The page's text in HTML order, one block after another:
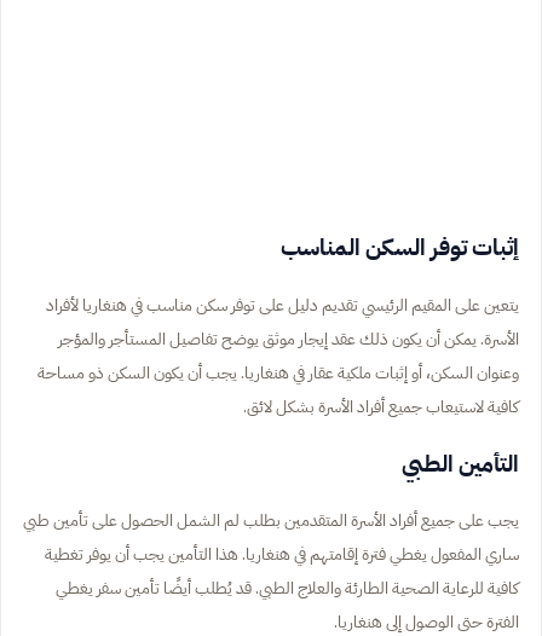
إثبات توفر السكن المناسب
يتعين على المقيم الرئيسي تقديم دليل على توفر سكن مناسب في هنغاريا لأفراد
الأسرة. يمكن أن يكون ذلك عقد إيجار موثق يوضح تفاصيل المستأجر والمؤجر
وعنوان السكن، أو إثبات ملكية عقار في هنغاريا. يجب أن يكون السكن ذو مساحة
كافية لاستيعاب جميع أفراد الأسرة بشكل لائق.
التأمين الطبي
يجب على جميع أفراد الأسرة المتقدمين بطلب لم الشمل الحصول على تأمين طبي
ساري المفعول يغطي فترة إقامتهم في هنغاريا. هذا التأمين يجب أن يوفر تغطية
كافية للرعاية الصحية الطارئة والعلاج الطبي. قد يُطلب أيضًا تأمين سفر يغطي
الفترة حتى الوصول إلى هنغاريا.